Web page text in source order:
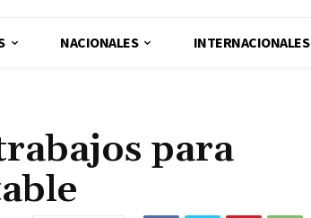
NACIONALES INTERNACIONALES
para